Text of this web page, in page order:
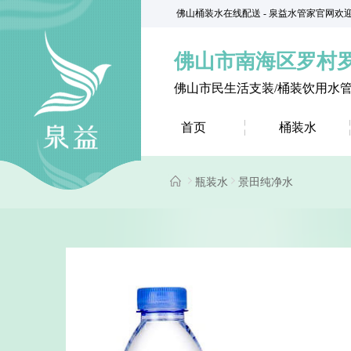
佛山桶装水在线配送 - 泉益水管家官网欢
佛山市南海区罗村
佛山市民生活支装/桶装饮用水
首页 桶装水
瓶装水 景田纯净水